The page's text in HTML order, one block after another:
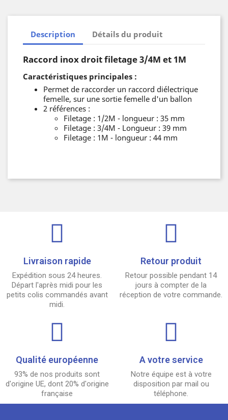
Description Détails du produit
Raccord inox droit filetage 3/4M et 1M
Caractéristiques principales :
Permet de raccorder un raccord diélectrique
femelle, sur une sortie femelle d'un ballon
2 références :
Filetage : 1/2M - longueur : 35 mm
Filetage : 3/4M - Longueur : 39 mm
Filetage : 1M - longueur : 44 mm
Livraison rapide
Expédition sous 24 heures.
Départ l'après midi pour les
petits colis commandés avant
midi.
Retour produit
Retour possible pendant 14
jours à compter de la
réception de votre commande.
Qualité européenne
93% de nos produits sont
d'origine UE, dont 20% d'origine
française
A votre service
Notre équipe est à votre
disposition par mail ou
téléphone.